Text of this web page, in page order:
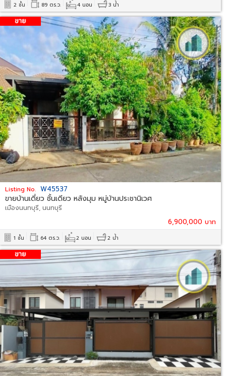
2 ชั้น 89 ตร.ว. 4 นอน 3 น้ำ
Listing No. W45537
ขายบ้านเดี่ยว ชั้นเดียว หลังมุม หมู่บ้านประชานิเวศ
เมืองนนทบุรี, นนทบุรี
6,900,000 บาท
1 ชั้น 64 ตร.ว. 2 นอน 2 น้ำ